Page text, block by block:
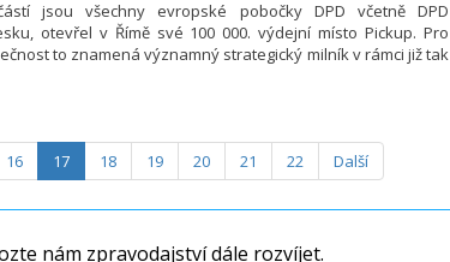
jsou všechny evropské pobočky DPD včetně DPD
otevřel v Římě své 100 000. výdejní místo Pickup. Pro
to znamená významný strategický milník v rámci již tak
mohou využívat samozřejmě i všichni čeští zákazníci DPD.
doručování je zcela stěžejní, že balíček putuje
dobu pod jednou značkou DPD a za hranicemi není
jinému přepravci. V Česku provozuje DPD již více než
v Evropě.
16 17 18 19 20 21 22 Další
nám zpravodajství dále rozvíjet.